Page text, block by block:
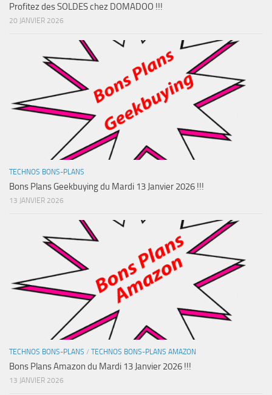
Profitez des SOLDES chez DOMADOO !!!
20 JANVIER 2026
TECHNOS BONS-PLANS
Bons Plans Geekbuying du Mardi 13 Janvier 2026 !!!
13 JANVIER 2026
TECHNOS BONS-PLANS / TECHNOS BONS-PLANS AMAZON
Bons Plans Amazon du Mardi 13 Janvier 2026 !!!
13 JANVIER 2026